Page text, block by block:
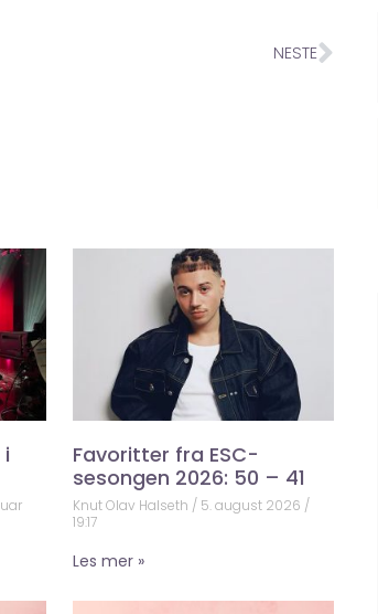
NESTE
Favoritter fra ESC-
sesongen 2026: 50 – 41
Knut Olav Halseth
5. august 2026
19:17
Les mer »